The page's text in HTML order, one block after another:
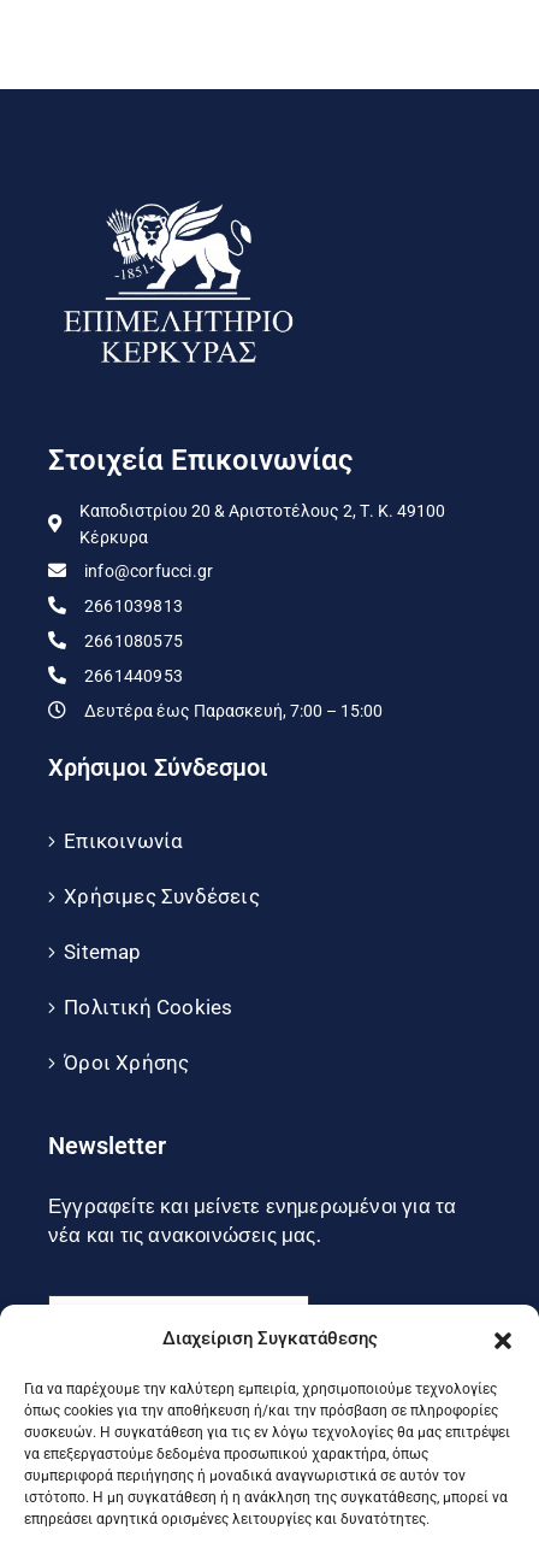
Διαχείριση Συγκατάθεσης
Για να παρέχουμε την καλύτερη εμπειρία, χρησιμοποιούμε τεχνολογίες
όπως cookies για την αποθήκευση ή/και την πρόσβαση σε πληροφορίες
συσκευών. Η συγκατάθεση για τις εν λόγω τεχνολογίες θα μας επιτρέψει
να επεξεργαστούμε δεδομένα προσωπικού χαρακτήρα, όπως
συμπεριφορά περιήγησης ή μοναδικά αναγνωριστικά σε αυτόν τον
ιστότοπο. Η μη συγκατάθεση ή η ανάκληση της συγκατάθεσης, μπορεί να
επηρεάσει αρνητικά ορισμένες λειτουργίες και δυνατότητες.
Στοιχεία Επικοινωνίας
Καποδιστρίου 20 & Αριστοτέλους 2, Τ. Κ. 49100
Κέρκυρα
info@corfucci.gr
2661039813
2661080575
2661440953
Δευτέρα έως Παρασκευή, 7:00 – 15:00
Χρήσιμοι Σύνδεσμοι
Επικοινωνία
Χρήσιμες Συνδέσεις
Sitemap
Πολιτική Cookies
Όροι Χρήσης
Newsletter
Εγγραφείτε και μείνετε ενημερωμένοι για τα
νέα και τις ανακοινώσεις μας.
Εγγραφή
Ακολουθήστε μας στα social